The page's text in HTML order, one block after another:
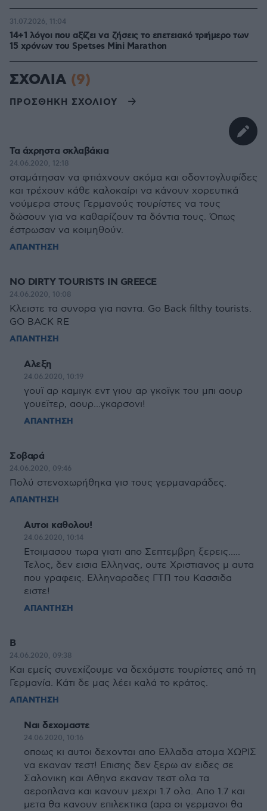
14+1 λόγοι που αξίζει να ζήσεις το επετειακό τριήμερο των
15 χρόνων του Spetses Mini Marathon
31.07.2026, 11:04
ΣΧΟΛΙΑ (9)
ΠΡΟΣΘΗΚΗ ΣΧΟΛΙΟΥ
Τα άχρηστα σκλαβάκια
24.06.2020, 12:18
σταμάτησαν να φτιάχνουν ακόμα και οδοντογλυφίδες
και τρέχουν κάθε καλοκαίρι να κάνουν χορευτικά
νούμερα στους Γερμανούς τουρίστες να τους
δώσουν για να καθαρίζουν τα δόντια τους. Όπως
έστρωσαν να κοιμηθούν.
ΑΠΑΝΤΗΣΗ
NO DIRTY TOURISTS IN GREECE
24.06.2020, 10:08
Κλειστε τα συνορα για παντα. Go Back filthy tourists.
GO BACK RE
ΑΠΑΝΤΗΣΗ
Αλεξη
24.06.2020, 10:19
γουϊ αρ καμιγκ εντ γιου αρ γκοϊγκ του μπι αουρ
γουεϊτερ, αουρ...γκαρσονι!
ΑΠΑΝΤΗΣΗ
Σοβαρά
24.06.2020, 09:46
Πολύ στενοχωρήθηκα γισ τους γερμαναράδες.
ΑΠΑΝΤΗΣΗ
Αυτοι καθολου!
24.06.2020, 10:14
Ετοιμασου τωρα γιατι απο Σεπτεμβρη ξερεις.....
Τελος, δεν εισια Ελληνας, ουτε Χριστιανος μ αυτα
που γραφεις. Ελληναραδες ΓΤΠ του Κασσιδα
ειστε!
ΑΠΑΝΤΗΣΗ
Β
24.06.2020, 09:38
Και εμείς συνεχίζουμε να δεχόμστε τουρίστες από τη
Γερμανία. Κάτι δε μας λέει καλά το κράτος.
ΑΠΑΝΤΗΣΗ
Ναι δεχομαστε
24.06.2020, 10:16
οποως κι αυτοι δεχονται απο Ελλαδα ατομα ΧΩΡΙΣ
να εκαναν τεστ! Επισης δεν ξερω αν ειδες σε
Σαλονικη και Αθηνα εκαναν τεστ ολα τα
αεροπλανα και κανουν μεχρι 1.7 ολα. Απο 1.7 και
μετα θα κανουν επιλεκτικα (αρα οι γερμανοι θα